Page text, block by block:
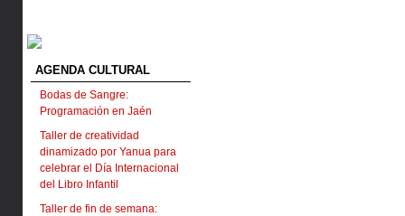
AGENDA CULTURAL
Bodas de Sangre:
Programación en Jaén
Taller de creatividad
dinamizado por Yanua para
celebrar el Día Internacional
del Libro Infantil
Taller de fin de semana: